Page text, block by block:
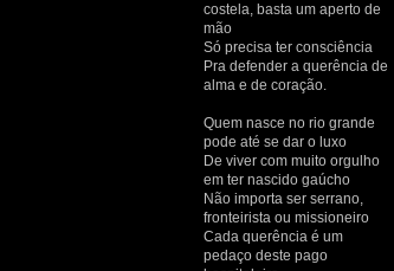
costela, basta um aperto de
mão
Só precisa ter consciência
Pra defender a querência de
alma e de coração.
Quem nasce no rio grande
pode até se dar o luxo
De viver com muito orgulho
em ter nascido gaúcho
Não importa ser serrano,
fronteirista ou missioneiro
Cada querência é um
pedaço deste pago